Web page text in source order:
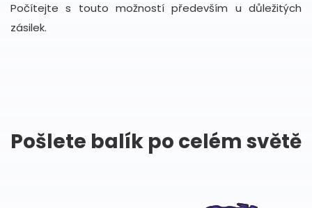
Počítejte s touto možností především u důležitých
zásilek.
Pošlete balík po celém světě